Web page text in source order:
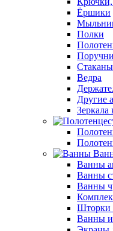
Ёршики
Полки
Поручни
Ведра
Другие
Зеркала
Ванны
Ванны
Ванны
Шторки
Ванны